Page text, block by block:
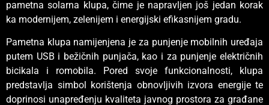
pametna solarna klupa, čime je napravljen još jedan korak
ka modernijem, zelenijem i energijski efikasnijem gradu.
Pametna klupa namijenjena je za punjenje mobilnih uređaja
putem USB i bežičnih punjača, kao i za punjenje električnih
bicikala i romobila. Pored svoje funkcionalnosti, klupa
predstavlja simbol korištenja obnovljivih izvora energije te
doprinosi unapređenju kvaliteta javnog prostora za građane